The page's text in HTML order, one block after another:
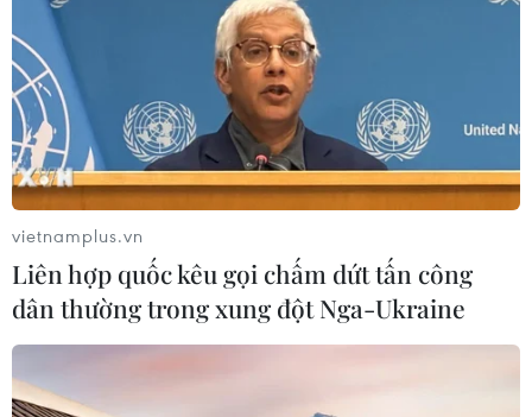
vietnamplus.vn
Liên hợp quốc kêu gọi chấm dứt tấn công
dân thường trong xung đột Nga-Ukraine